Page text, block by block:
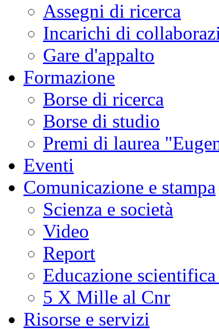
Assegni di ricerca
Incarichi di
Gare d'appalto
Formazione
Borse di ricerca
Borse di studio
Premi di laurea
Eventi
Comunicazione e stampa
Scienza e società
Video
Report
Educazione
5 X Mille al Cnr
Risorse e servizi